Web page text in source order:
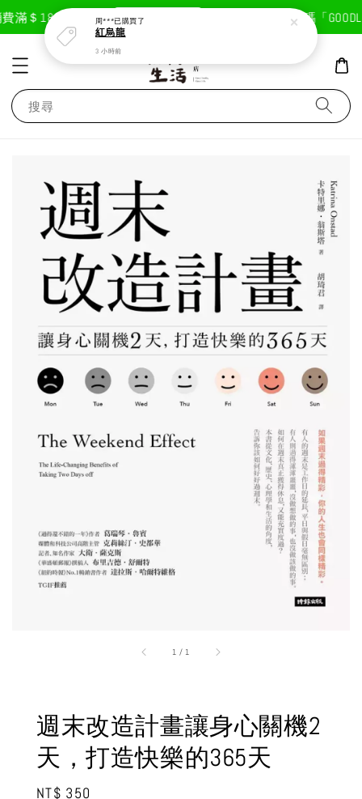
＄1800免運費 現在去購物！ 首次註冊輸入折扣碼「
搜尋
1 / 1
週末改造計畫讓身心關機2
天，打造快樂的365天
Regular
NT$ 350
周***已購買了
紅烏龍
3 小時前